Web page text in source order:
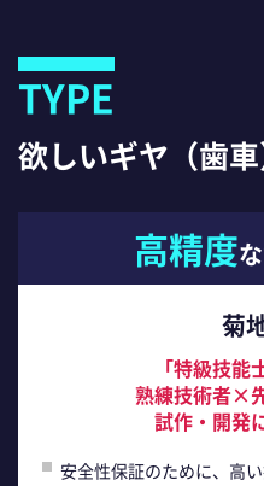
TYPE
欲しいギヤ（歯
高精度
菊
「特級技
熟練技術者×
試作・開発
安全性保証のために、高